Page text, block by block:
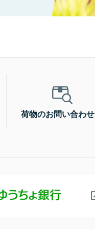
荷物のお問い合わせ